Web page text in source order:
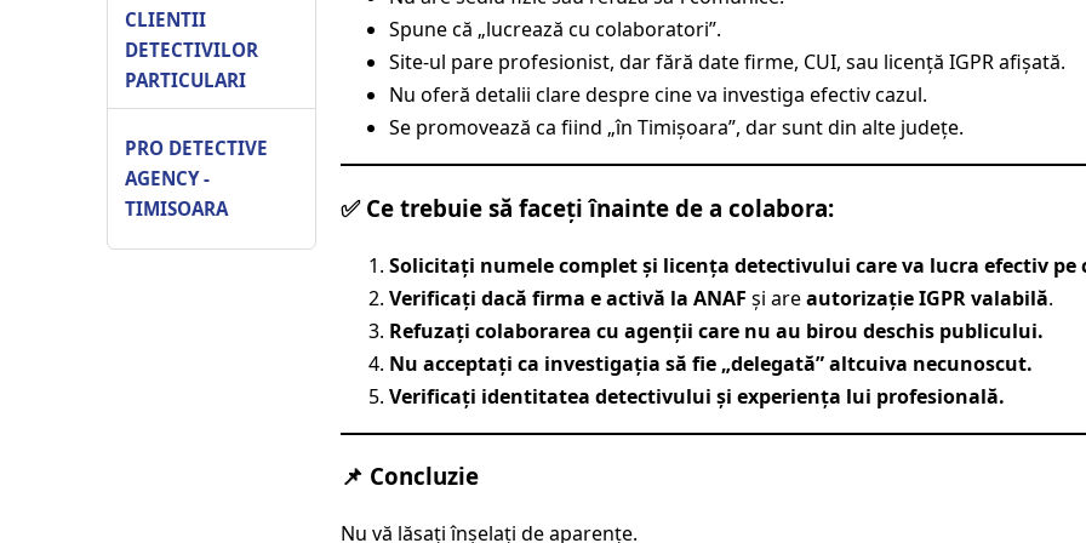
CLIENTII
DETECTIVILOR
PARTICULARI
PRO DETECTIVE
AGENCY -
TIMISOARA
Spune că „lucrează cu colaboratori”.
Site-ul pare profesionist, dar fără date firme, CUI, sau licență IGPR afișată.
Nu oferă detalii clare despre cine va investiga efectiv cazul.
Se promovează ca fiind „în Timișoara”, dar sunt din alte județe.
✅ Ce trebuie să faceți înainte de a colabora:
Solicitați numele complet și licența detectivului care va lucra efectiv pe
Verificați dacă firma e activă la ANAF și areautorizație IGPR valabilă.
Refuzați colaborarea cu agenții care nu au birou deschis publicului.
Nu acceptați ca investigația să fie „delegată” altcuiva necunoscut.
Verificați identitatea detectivului și experiența lui profesională.
📌 Concluzie
Nu vă lăsați înșelați de aparențe.